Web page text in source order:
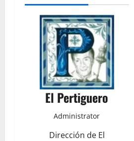
El Pertiguero
Administrator
Dirección de El